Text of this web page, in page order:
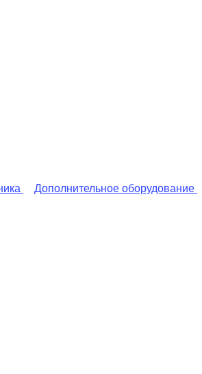
Дополнительное оборудование